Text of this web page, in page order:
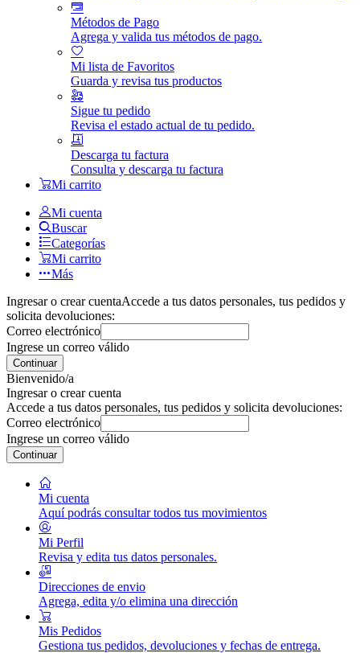
Métodos de Pago
Agrega y valida tus métodos de pago.
Mi lista de Favoritos
Guarda y revisa tus productos
Sigue tu pedido
Revisa el estado actual de tu pedido.
Descarga tu factura
Consulta y descarga tu factura
Mi carrito
Mi cuenta
Buscar
Categorías
Mi carrito
Más
Ingresar o crear cuentaAccede a tus datos personales, tus pedidos y
solicita devoluciones:
Correo electrónico
Ingrese un correo válido
Continuar
Bienvenido/a
Ingresar o crear cuenta
Accede a tus datos personales, tus pedidos y solicita devoluciones:
Correo electrónico
Ingrese un correo válido
Continuar
Mi cuenta
Aquí podrás consultar todos tus movimientos
Mi Perfil
Revisa y edita tus datos personales.
Direcciones de envio
Agrega, edita y/o elimina una dirección
Mis Pedidos
Gestiona tus pedidos, devoluciones y fechas de entrega.